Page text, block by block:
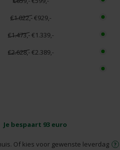
€1.022,-€929,-
€1.473,-€1.339,-
€2.628,-€2.389,-
Je bespaart 93euro
Of kies voor gewenste leverdag